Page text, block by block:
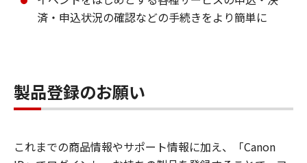
済・申込状況の確認などの手続きをより簡単に
製品登録のお願い
これまでの商品情報やサポート情報に加え、「Canon